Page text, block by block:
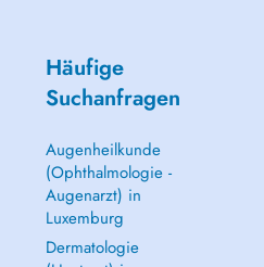
Häufige
Suchanfragen
Augenheilkunde
(Ophthalmologie -
Augenarzt) in
Luxemburg
Dermatologie